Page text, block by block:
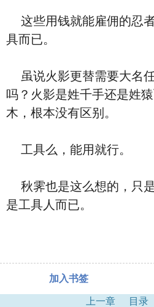
这些用钱就能雇佣的忍
具而已。
虽说火影更替需要大名
吗？火影是姓千手还是姓
木，根本没有区别。
工具么，能用就行。
秋霁也是这么想的，只
是工具人而已。
加入书签
上一章 目录